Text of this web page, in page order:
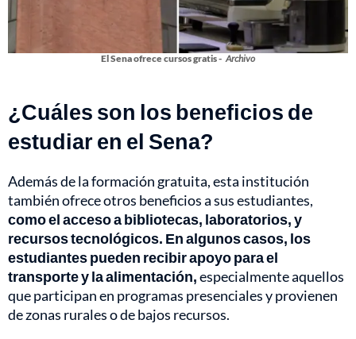
El Sena ofrece cursos gratis - Archivo
¿Cuáles son los beneficios de
estudiar en el Sena?
Además de la formación gratuita, esta institución
también ofrece otros beneficios a sus estudiantes,
como el acceso a bibliotecas, laboratorios, y
recursos tecnológicos. En algunos casos, los
estudiantes pueden recibir apoyo para el
transporte y la alimentación,especialmente aquellos
que participan en programas presenciales y provienen
de zonas rurales o de bajos recursos.